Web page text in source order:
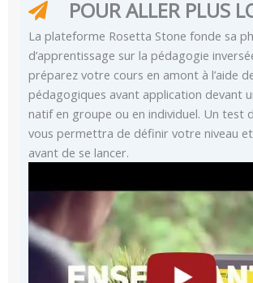
POUR ALLER PLUS
La plateforme Rosetta Stone fonde sa
d’apprentissage sur la pédagogie
préparez votre cours en amont à l’aide
pédagogiques avant application devant
natif en groupe ou en individuel. Un test
vous permettra de définir votre niveau
avant de se lancer.